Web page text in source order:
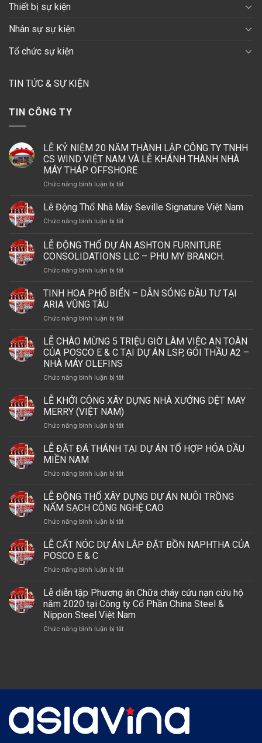
Thiết bị sự kiện
Nhân sự sự kiện
Tổ chức sự kiện
TIN TỨC & SỰ KIỆN
TIN CÔNG TY
LỄ KỶ NIỆM 20 NĂM THÀNH LẬP CÔNG TY TNHH
CS WIND VIỆT NAM VÀ LỄ KHÁNH THÀNH NHÀ
MÁY THÁP OFFSHORE
Chức năng bình luận bị tắtở
KỶ
NIỆM
20
THÀNH
LẬP
TY
CS
LỄ
KHÁNH
OFFSHORE
Lễ Động Thổ Nhà Máy Seville Signature Việt Nam
Chức năng bình luận bị tắtở
Động
Thổ
Nhà
Máy
Signature
LỄ ĐỘNG THỔ DỰ ÁN ASHTON FURNITURE
CONSOLIDATIONS LLC – PHU MY BRANCH.
Chức năng bình luận bị tắtở
ĐỘNG
ÁN
FURNITURE
CONSOLIDATIONS
LLC
PHU
BRANCH.
TINH HOA PHỐ BIỂN – DẪN SÓNG ĐẦU TƯ TẠI
ARIA VŨNG TÀU
Chức năng bình luận bị tắtở
HOA
PHỐ
BIỂN
DẪN
ĐẦU
TƯ
ARIA
TÀU
LỄ CHÀO MỪNG 5 TRIỆU GIỜ LÀM VIỆC AN TOÀN
CỦA POSCO E & C TẠI DỰ ÁN LSP, GÓI THẦU A2 –
NHÀ MÁY OLEFINS
Chức năng bình luận bị tắtở
CHÀO
MỪNG
5
TRIỆU
LÀM
TOÀN
POSCO
E
DỰ
A2
–
NHÀ
MÁY
LỄ KHỞI CÔNG XÂY DỰNG NHÀ XƯỞNG DỆT MAY
MERRY (VIỆT NAM)
Chức năng bình luận bị tắtở
KHỞI
CÔNG
DỰNG
XƯỞNG
DỆT
MERRY
NAM)
LỄ ĐẶT ĐÁ THÁNH TẠI DỰ ÁN TỔ HỢP HÓA DẦU
MIỀN NAM
Chức năng bình luận bị tắtở
ĐẶT
ĐÁ
THÁNH
TẠI
ÁN
HÓA
MIỀN
NAM
LỄ ĐỘNG THỔ XÂY DỰNG DỰ ÁN NUÔI TRỒNG
NẤM SẠCH CÔNG NGHỆ CAO
Chức năng bình luận bị tắtở
ĐỘNG
DỰNG
ÁN
NUÔI
TRỒNG
SẠCH
LỄ CẤT NÓC DỰ ÁN LẮP ĐẶT BỒN NAPHTHA CỦA
POSCO E & C
Chức năng bình luận bị tắtở
CẤT
NÓC
DỰ
ÁN
LẮP
E
C
Lễ diễn tập Phương án Chữa cháy cứu nạn cứu hộ
năm 2020 tại Công ty Cổ Phần China Steel &
Nippon Steel Việt Nam
Chức năng bình luận bị tắtở
Chữa
cứu
nạn